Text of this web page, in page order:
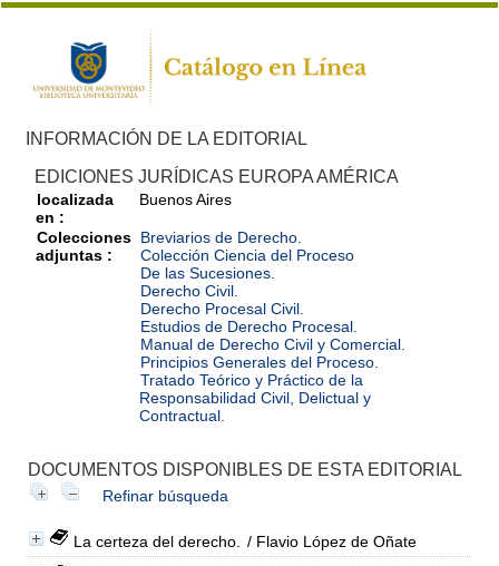
INFORMACIÓN DE LA EDITORIAL
EDICIONES JURÍDICAS EUROPA AMÉRICA
localizada
en :
Buenos Aires
Colecciones
adjuntas :
Breviarios de Derecho.
Colección Ciencia del Proceso
De las Sucesiones.
Derecho Civil.
Derecho Procesal Civil.
Estudios de Derecho Procesal.
Manual de Derecho Civil y Comercial.
Principios Generales del Proceso.
Tratado Teórico y Práctico de la
Responsabilidad Civil, Delictual y
Contractual.
DOCUMENTOS DISPONIBLES DE ESTA EDITORIAL
Refinar búsqueda
La certeza del derecho.
/ Flavio López de Oñate